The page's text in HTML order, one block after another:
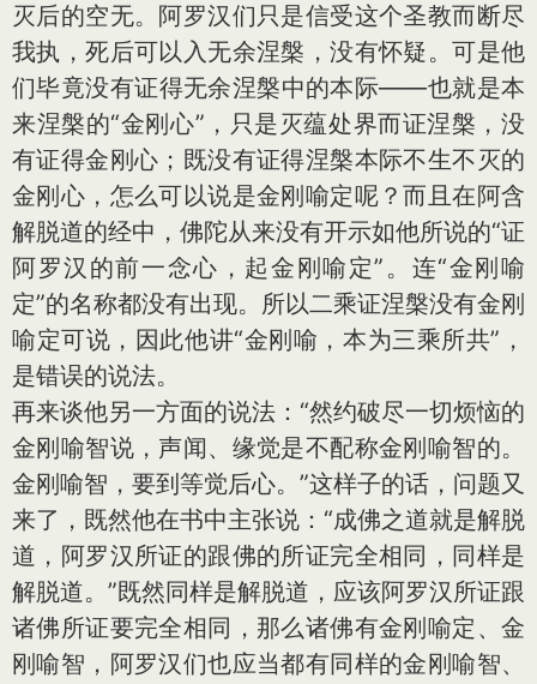
灭后的空无。阿罗汉们只是信受这个圣教而断尽
我执，死后可以入无余涅槃，没有怀疑。可是他
们毕竟没有证得无余涅槃中的本际——也就是本
来涅槃的“金刚心”，只是灭蕴处界而证涅槃，没
有证得金刚心；既没有证得涅槃本际不生不灭的
金刚心，怎么可以说是金刚喻定呢？而且在阿含
解脱道的经中，佛陀从来没有开示如他所说的“证
阿罗汉的前一念心，起金刚喻定”。连“金刚喻
定”的名称都没有出现。所以二乘证涅槃没有金刚
喻定可说，因此他讲“金刚喻，本为三乘所共”，
是错误的说法。
再来谈他另一方面的说法：“然约破尽一切烦恼的
金刚喻智说，声闻、缘觉是不配称金刚喻智的。
金刚喻智，要到等觉后心。”这样子的话，问题又
来了，既然他在书中主张说：“成佛之道就是解脱
道，阿罗汉所证的跟佛的所证完全相同，同样是
解脱道。”既然同样是解脱道，应该阿罗汉所证跟
诸佛所证要完全相同，那么诸佛有金刚喻定、金
刚喻智，阿罗汉们也应当都有同样的金刚喻智、